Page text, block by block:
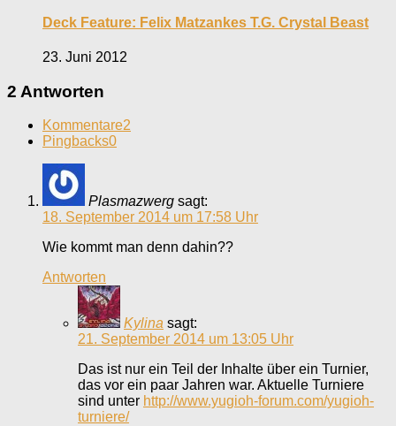
Deck Feature: Felix Matzankes T.G. Crystal Beast
23. Juni 2012
2 Antworten
Kommentare2
Pingbacks0
Plasmazwerg sagt:
18. September 2014 um 17:58 Uhr
Wie kommt man denn dahin??
Antworten
Kylina sagt:
21. September 2014 um 13:05 Uhr
Das ist nur ein Teil der Inhalte über ein Turnier,
das vor ein paar Jahren war. Aktuelle Turniere
sind unter http://www.yugioh-forum.com/yugioh-
turniere/